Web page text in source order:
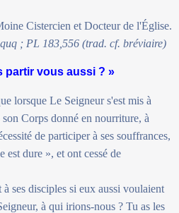
Cistercien et Docteur de l'Église.
; PL 183,556 (trad. cf. bréviaire)
partir vous aussi ? »
lorsque Le Seigneur s'est mis à
Corps donné en nourriture, à
de participer à ses souffrances,
est dure », et ont cessé de
ses disciples si eux aussi voulaient
à qui irions-nous ? Tu as les